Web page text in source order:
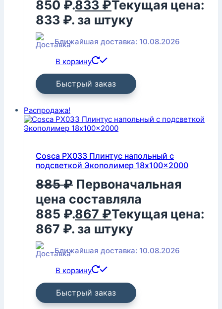
850 ₽.833 ₽Текущая цена:
833 ₽. за штуку
Ближайшая доставка: 10.08.2026
В корзину
Быстрый заказ
Распродажа!
Cosca PX033 Плинтус напольный с
подсветкой Экополимер 18x100x2000
885₽ Первоначальная
цена составляла
885 ₽.867 ₽Текущая цена:
867 ₽. за штуку
Ближайшая доставка: 10.08.2026
В корзину
Быстрый заказ